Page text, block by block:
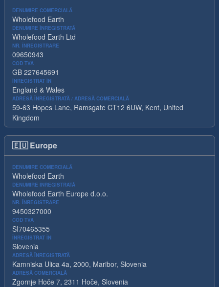
DENUMIRE COMERCIALĂ
Wholefood Earth
DENUMIRE ÎNREGISTRATĂ
Wholefood Earth Ltd
NR. ÎNREGISTRARE
09650943
COD TVA
GB 227645691
ÎNREGISTRAT ÎN
England & Wales
ADRESĂ ÎNREGISTRATĂ / ADRESĂ COMERCIALĂ
59-63 Hopes Lane, Ramsgate CT12 6UW, Kent, United
Kingdom
🇪🇺 Europe
DENUMIRE COMERCIALĂ
Wholefood Earth
DENUMIRE ÎNREGISTRATĂ
Wholefood Earth Europe d.o.o.
NR. ÎNREGISTRARE
9450327000
COD TVA
SI70465355
ÎNREGISTRAT ÎN
Slovenia
ADRESĂ ÎNREGISTRATĂ
Kamniska Ulica 4a, 2000, Maribor, Slovenia
ADRESĂ COMERCIALĂ
Zgornje Hoče 7, 2311 Hoče, Slovenia